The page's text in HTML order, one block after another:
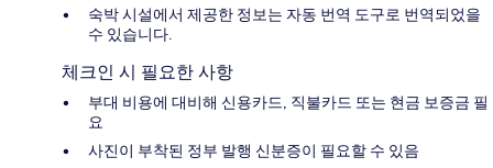
숙박 시설에서 제공한 정보는 자동 번역 도구로 번역되었을
수 있습니다.
체크인 시 필요한 사항
부대 비용에 대비해 신용카드, 직불카드 또는 현금 보증금 필
요
사진이 부착된 정부 발행 신분증이 필요할 수 있음